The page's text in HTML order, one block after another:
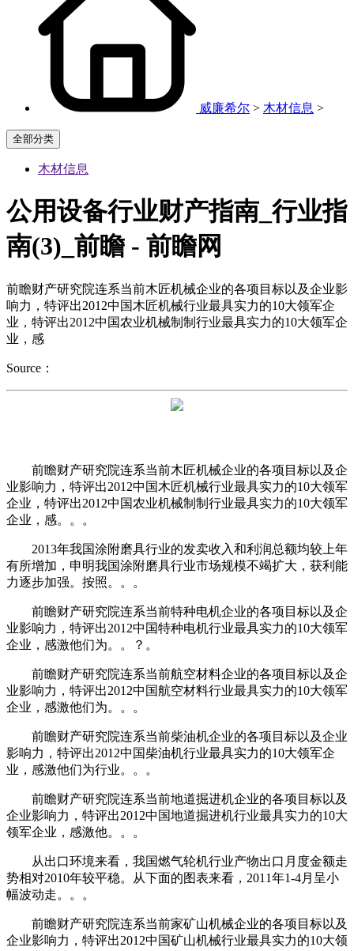
威廉希尔 > 木材信息 >
全部分类
木材信息
公用设备行业财产指南_行业指
南(3)_前瞻 - 前瞻网
前瞻财产研究院连系当前木匠机械企业的各项目标以及企业影
响力，特评出2012中国木匠机械行业最具实力的10大领军企
业，特评出2012中国农业机械制制行业最具实力的10大领军企
业，感
Source：
前瞻财产研究院连系当前木匠机械企业的各项目标以及企
业影响力，特评出2012中国木匠机械行业最具实力的10大领军
企业，特评出2012中国农业机械制制行业最具实力的10大领军
企业，感。。。
2013年我国涂附磨具行业的发卖收入和利润总额均较上年
有所增加，申明我国涂附磨具行业市场规模不竭扩大，获利能
力逐步加强。按照。。。
前瞻财产研究院连系当前特种电机企业的各项目标以及企
业影响力，特评出2012中国特种电机行业最具实力的10大领军
企业，感激他们为。。？。
前瞻财产研究院连系当前航空材料企业的各项目标以及企
业影响力，特评出2012中国航空材料行业最具实力的10大领军
企业，感激他们为。。。
前瞻财产研究院连系当前柴油机企业的各项目标以及企业
影响力，特评出2012中国柴油机行业最具实力的10大领军企
业，感激他们为行业。。。
前瞻财产研究院连系当前地道掘进机企业的各项目标以及
企业影响力，特评出2012中国地道掘进机行业最具实力的10大
领军企业，感激他。。。
从出口环境来看，我国燃气轮机行业产物出口月度金额走
势相对2010年较平稳。从下面的图表来看，2011年1-4月呈小
幅波动走。。。
前瞻财产研究院连系当前家矿山机械企业的各项目标以及
企业影响力，特评出2012中国矿山机械行业最具实力的10大领